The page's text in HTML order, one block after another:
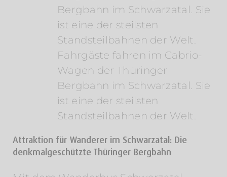
Fahrgäste fahren im Cabrio-
Wagen der Thüringer
Bergbahn im Schwarzatal. Sie
ist eine der steilsten
Standsteilbahnen der Welt.
Attraktion für Wanderer im Schwarzatal: Die
denkmalgeschützte Thüringer Bergbahn